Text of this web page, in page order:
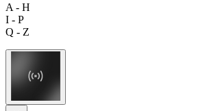
A - H
I - P
Q - Z